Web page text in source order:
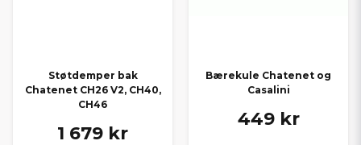
Støtdemper bak
Chatenet CH26 V2, CH40,
CH46
1 679 kr
Bærekule Chatenet og
Casalini
449 kr